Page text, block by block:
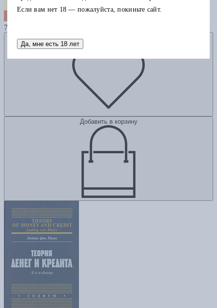
700
Добавить в избранное
Добавить в корзину
Если вам нет 18 — пожалуйста, покиньте сайт.
Да, мне есть 18 лет